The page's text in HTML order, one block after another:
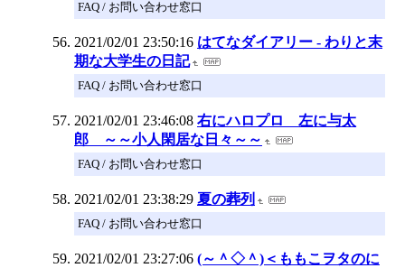
FAQ / お問い合わせ窓口
2021/02/01 23:50:16 はてなダイアリー - わりと末
期な大学生の日記
FAQ / お問い合わせ窓口
2021/02/01 23:46:08 右にハロプロ 左に与太
郎 ～～小人閑居な日々～～
FAQ / お問い合わせ窓口
2021/02/01 23:38:29 夏の葬列
FAQ / お問い合わせ窓口
2021/02/01 23:27:06 (～＾◇＾)＜ももこヲタのに